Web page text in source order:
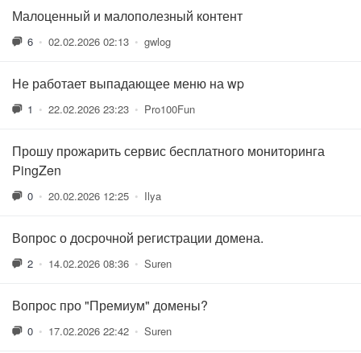
Малоценный и малополезный контент
6 • 02.02.2026 02:13 • gwlog
Не работает выпадающее меню на wp
1 • 22.02.2026 23:23 • Pro100Fun
Прошу прожарить сервис бесплатного мониторинга
PingZen
0 • 20.02.2026 12:25 • Ilya
Вопрос о досрочной регистрации домена.
2 • 14.02.2026 08:36 • Suren
Вопрос про "Премиум" домены?
0 • 17.02.2026 22:42 • Suren